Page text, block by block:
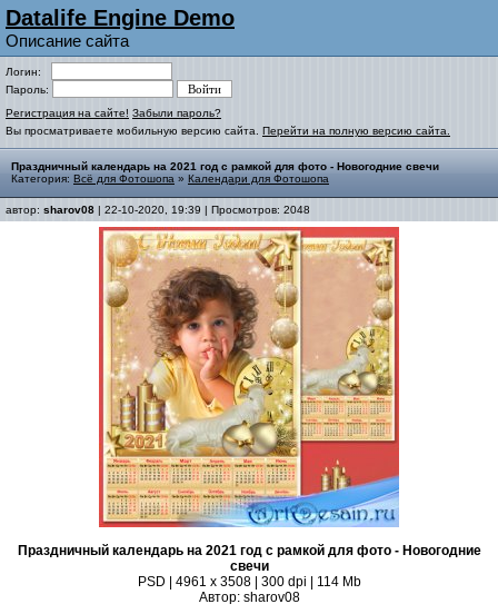
Datalife Engine Demo
Описание сайта
Логин:
Пароль:
Регистрация на сайте! Забыли пароль?
Вы просматриваете мобильную версию сайта. Перейти на полную версию сайта.
Праздничный календарь на 2021 год с рамкой для фото - Новогодние свечи
Категория: Всё для Фотошопа » Календари для Фотошопа
автор: sharov08 | 22-10-2020, 19:39 | Просмотров: 2048
Праздничный календарь на 2021 год с рамкой для фото - Новогодние
свечи
PSD | 4961 х 3508 | 300 dpi | 114 Mb
Автор: sharov08